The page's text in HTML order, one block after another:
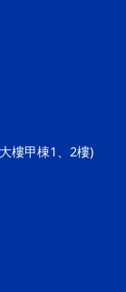
樓甲棟1、2樓)